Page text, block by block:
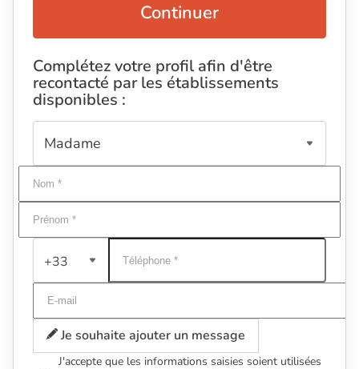
Continuer
Complétez votre profil afin d'être
recontacté par les établissements
disponibles :
+33
Je souhaite ajouter un message
J'accepte que les informations saisies soient utilisées